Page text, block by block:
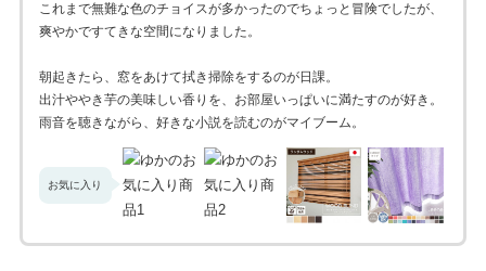
これまで無難な色のチョイスが多かったのでちょっと冒険でしたが、
爽やかですてきな空間になりました。
朝起きたら、窓をあけて拭き掃除をするのが日課。
出汁ややき芋の美味しい香りを、お部屋いっぱいに満たすのが好き。
雨音を聴きながら、好きな小説を読むのがマイブーム。
お気に入り